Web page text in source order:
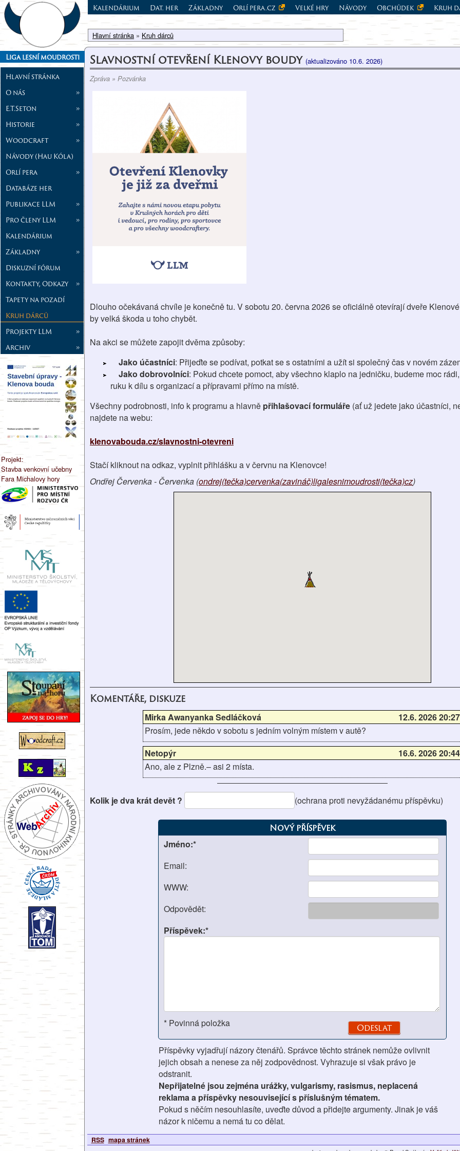
Liga lesní moudrosti
Hlavní stránka
O nás
»
E.T.Seton
»
Historie
»
Woodcraft
»
Návody (Hau Kóla)
Orlí pera
»
Databáze her
Publikace LLM
»
Pro členy LLM
»
Kalendárium
Základny
»
Diskuzní fórum
Kontakty, Odkazy
»
Tapety na pozadí
Kruh dárců
Projekty LLM
»
Archiv
»
Projekt:
Stavba venkovní učebny
Fara Michalovy hory
Kalendárium Dat. her Základny Orlí pera.cz Velké hry Návody Obchůdek Kruh
Hlavní stránka » Kruh dárců
Slavnostní otevření Klenovy boudy (aktualizováno 10.6. 2026)
Zpráva » Pozvánka
Dlouho očekávaná chvíle je konečně tu. V sobotu 20. června 2026 se oficiálně otevírají dveře
by velká škoda u toho chybět.
Na akci se můžete zapojit dvěma způsoby:
Jako účastníci: Přijeďte se podívat, potkat se s ostatními a užít si společný čas v novém
Jako dobrovolníci: Pokud chcete pomoct, aby všechno klaplo na jedničku, budeme moc
ruku k dílu s organizací a přípravami přímo na místě.
Všechny podrobnosti, info k programu a hlavně přihlašovací formuláře (ať už jedete jako účastníci,
najdete na webu:
klenovabouda.cz/slavnostni-otevreni
Stačí kliknout na odkaz, vyplnit přihlášku a v červnu na Klenovce!
Ondřej Červenka - Červenka (ondrej(tečka)cervenka(zavináč)ligalesnimoudrosti(tečka)cz)
Komentáře, diskuze
12.6. 2026 20:27
Mirka Awanyanka Sedláčková
Prosím, jede někdo v sobotu s jedním volným místem v autě?
16.6. 2026 20:44
Netopýr
Ano, ale z Plzně.– asi 2 místa.
Kolik je dva krát devět ? (ochrana proti nevyžádanému příspěvku)
Nový příspěvek
Jméno:*
Email:
WWW:
Odpovědět:
Příspěvek:*
* Povinná položka
Příspěvky vyjadřují názory čtenářů. Správce těchto stránek nemůže ovlivnit
jejich obsah a nenese za něj zodpovědnost. Vyhrazuje si však právo je
odstranit.
Nepřijatelné jsou zejména urážky, vulgarismy, rasismus, neplacená
reklama a příspěvky nesouvisející s příslušným tématem.
Pokud s něčím nesouhlasíte, uveďte důvod a přidejte argumenty. Jinak je váš
názor k ničemu a nemá tu co dělat.
RSS mapa stránek